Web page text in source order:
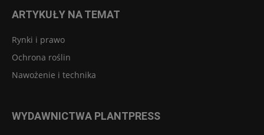
ARTYKUŁY NA TEMAT
Rynki i prawo
Ochrona roślin
Nawożenie i technika
WYDAWNICTWA PLANTPRESS